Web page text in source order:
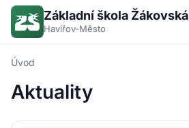
Základní škola Žákovská
Havířov-Město
Úvod
Aktuality